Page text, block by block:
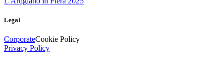
Legal
CorporateCookie Policy
Privacy Policy